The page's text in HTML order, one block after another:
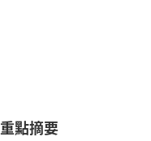
重點摘要